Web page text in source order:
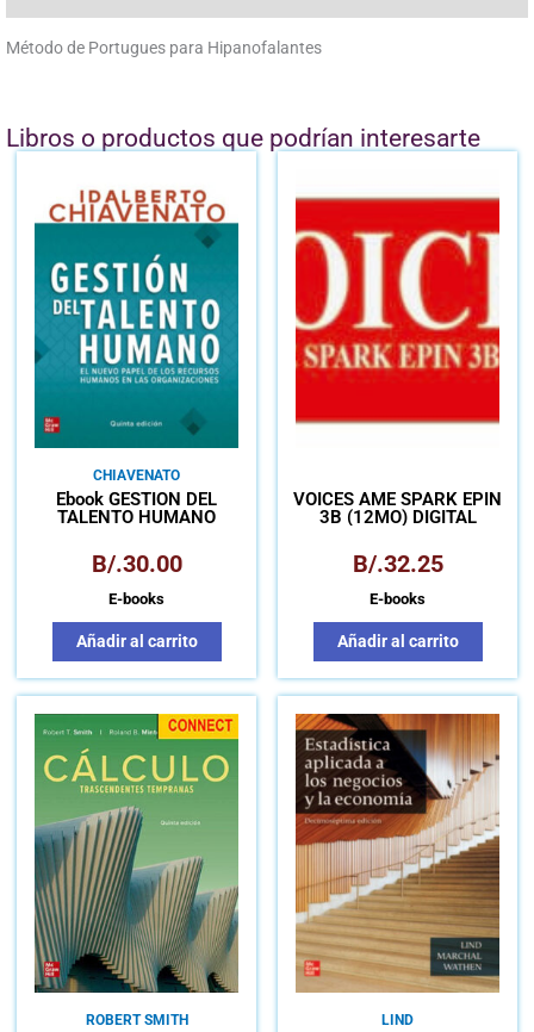
Método de Portugues para Hipanofalantes
Libros o productos que podrían interesarte
CHIAVENATO
Ebook GESTION DEL
TALENTO HUMANO
B/.30.00
E-books
Añadir al carrito
VOICES AME SPARK EPIN
3B (12MO) DIGITAL
B/.32.25
E-books
Añadir al carrito
ROBERT SMITH LIND